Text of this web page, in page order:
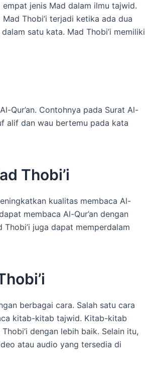
empat jenis Mad dalam ilmu tajwid.
Mad Thobi’i terjadi ketika ada dua
satu kata. Mad Thobi’i memiliki
Qur’an. Contohnya pada Surat Al-
alif dan wau bertemu pada kata
Thobi’i
kualitas membaca Al-
membaca Al-Qur’an dengan
juga dapat memperdalam
berbagai cara. Salah satu cara
kitab-kitab tajwid. Kitab-kitab
dengan lebih baik. Selain itu,
atau audio yang tersedia di